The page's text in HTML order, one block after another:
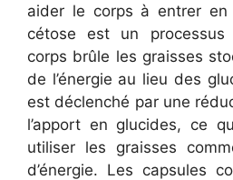
aider le corps à entrer
cétose est un
corps brûle les graisses
de l’énergie au lieu des
est déclenché par une
l’apport en glucides, ce
utiliser les graisses
d’énergie. Les capsules